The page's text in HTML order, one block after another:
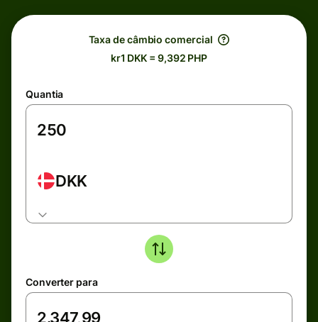
Taxa de câmbio comercial
kr1 DKK = 9,392 PHP
Quantia
DKK
Converter para